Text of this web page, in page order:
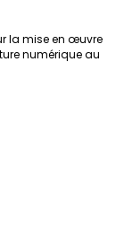
la mise en œuvre
numérique au